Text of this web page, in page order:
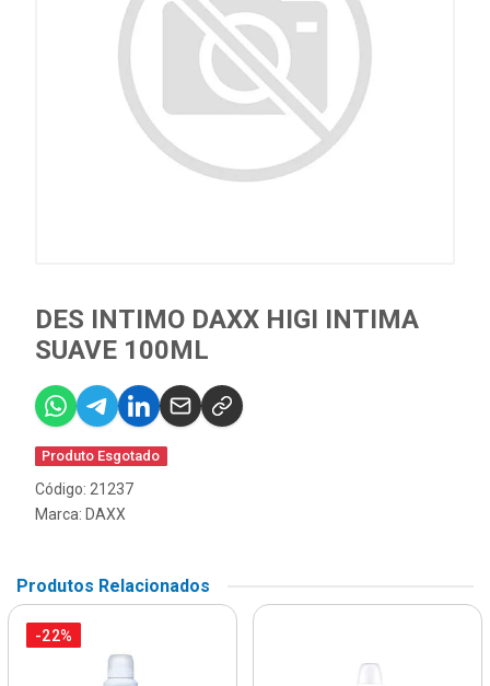
DES INTIMO DAXX HIGI INTIMA
SUAVE 100ML
Produto Esgotado
Código: 21237
Marca: DAXX
Produtos Relacionados
-22%